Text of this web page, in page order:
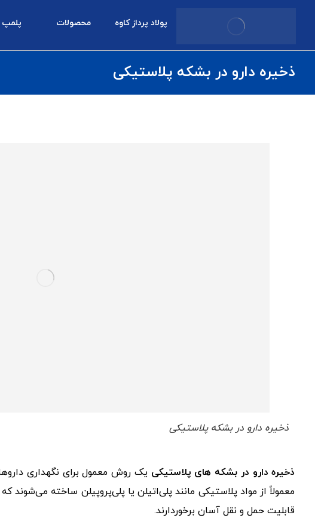
پولاد پرداز کاوه محصولات
ذخیره دارو در بشکه پلاستیکی
ذخیره دارو در بشکه پلاستیکی
ذخیره دارو در بشکه‌ های پلاستیکی یک روش معمول برای نگهداری
معمولاً از مواد پلاستیکی مانند پلی‌اتیلن یا پلی‌پروپیلن ساخته
قابلیت حمل و نقل آسان برخوردارند.